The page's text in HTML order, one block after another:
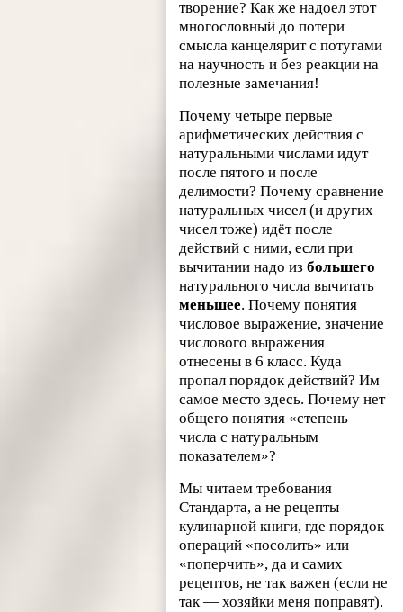
творение? Как же надоел этот
многословный до потери
смысла канцелярит с потугами
на научность и без реакции на
полезные замечания!
Почему четыре первые
арифметических действия с
натуральными числами идут
после пятого и после
делимости? Почему сравнение
натуральных чисел (и других
чисел тоже) идёт после
действий с ними, если при
вычитании надо избольшего
натурального числа вычитать
меньшее. Почему понятия
числовое выражение, значение
числового выражения
отнесены в 6 класс. Куда
пропал порядок действий? Им
самое место здесь. Почему нет
общего понятия «степень
числа с натуральным
показателем»?
Мы читаем требования
Стандарта, а не рецепты
кулинарной книги, где порядок
операций «посолить» или
«поперчить», да и самих
рецептов, не так важен (если не
так — хозяйки меня поправят).